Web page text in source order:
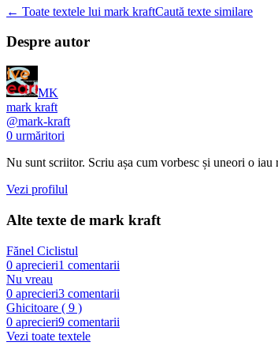
← Toate textele lui mark kraftCaută texte similare
Despre autor
MK
mark kraft
@mark-kraft
0 urmăritori
Nu sunt scriitor. Scriu așa cum vorbesc și uneori o
Vezi profilul
Alte texte de mark kraft
Fănel Ciclistul
0 aprecieri1 comentarii
Nu vreau
0 aprecieri3 comentarii
Ghicitoare ( 9 )
0 aprecieri9 comentarii
Vezi toate textele